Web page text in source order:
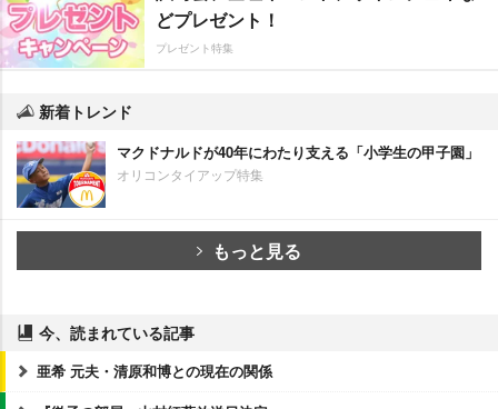
どプレゼント！
プレゼント特集
新着トレンド
マクドナルドが40年にわたり支える「小学生の甲子園」
オリコンタイアップ特集
もっと見る
今、読まれている記事
亜希 元夫・清原和博との現在の関係